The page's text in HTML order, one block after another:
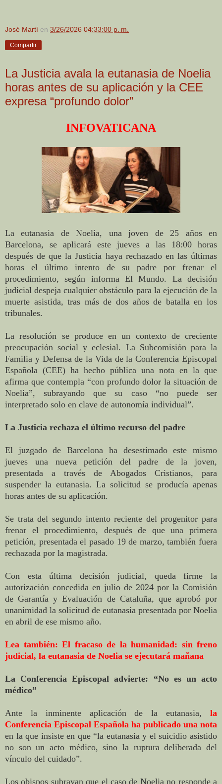
José Martí en 3/26/2026 04:33:00 p. m.
Compartir
La Justicia avala la eutanasia de Noelia
horas antes de su aplicación y la CEE
expresa “profundo dolor”
INFOVATICANA
La eutanasia de Noelia, una joven de 25 años en
Barcelona, se aplicará este jueves a las 18:00 horas
después de que la Justicia haya rechazado en las últimas
horas el último intento de su padre por frenar el
procedimiento, según informa El Mundo. La decisión
judicial despeja cualquier obstáculo para la ejecución de la
muerte asistida, tras más de dos años de batalla en los
tribunales.
La resolución se produce en un contexto de creciente
preocupación social y eclesial. La Subcomisión para la
Familia y Defensa de la Vida de la Conferencia Episcopal
Española (CEE) ha hecho pública una nota en la que
afirma que contempla “con profundo dolor la situación de
Noelia”, subrayando que su caso “no puede ser
interpretado solo en clave de autonomía individual”.
La Justicia rechaza el último recurso del padre
El juzgado de Barcelona ha desestimado este mismo
jueves una nueva petición del padre de la joven,
presentada a través de Abogados Cristianos, para
suspender la eutanasia. La solicitud se producía apenas
horas antes de su aplicación.
Se trata del segundo intento reciente del progenitor para
frenar el procedimiento, después de que una primera
petición, presentada el pasado 19 de marzo, también fuera
rechazada por la magistrada.
Con esta última decisión judicial, queda firme la
autorización concedida en julio de 2024 por la Comisión
de Garantía y Evaluación de Cataluña, que aprobó por
unanimidad la solicitud de eutanasia presentada por Noelia
en abril de ese mismo año.
Lea también: El fracaso de la humanidad: sin freno
judicial, la eutanasia de Noelia se ejecutará mañana
La Conferencia Episcopal advierte: “No es un acto
médico”
Ante la inminente aplicación de la eutanasia, la
Conferencia Episcopal Española ha publicado una nota
en la que insiste en que “la eutanasia y el suicidio asistido
no son un acto médico, sino la ruptura deliberada del
vínculo del cuidado”.
Los obispos subrayan que el caso de Noelia no responde a